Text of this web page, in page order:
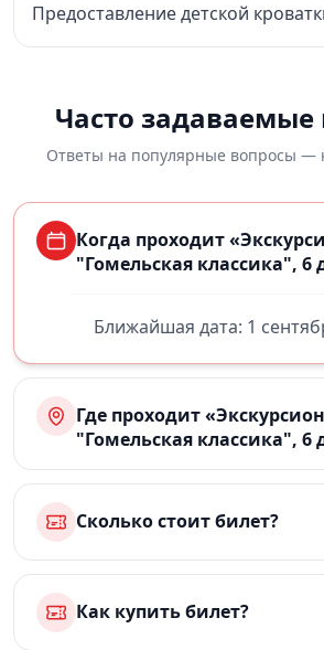
Предоставление детской
Часто задаваемые
Ответы на популярные вопросы —
Когда проходит
"Гомельская классика", 6
Ближайшая дата: 1
Где проходит
"Гомельская классика", 6
Сколько стоит билет?
Как купить билет?